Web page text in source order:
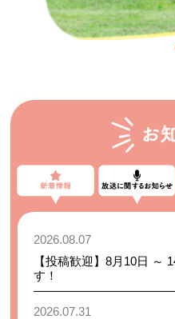
【投稿歓迎】8月10日 ～
す！
2026.08.07
2026.07.31